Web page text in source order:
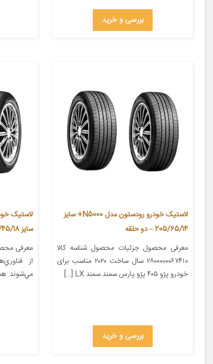
بررسی و خرید
لاستیک خودرو رودستون مدل N5000+ سایز
205/65/14 – دو حلقه
معرفی محصول جزئیات محصول شناسه کالا
۲۸۰۰۰۰۰۰۶۷۴۱۰ سال ساخت ۲۰۲۰ مناسب برای
خودرو پژو ۴۰۵ پژو پارس سمند سمند LX […]
بررسی و خرید
سایز 215/45/18 – دو حلقه
معرفی
از
مي‌شوند.